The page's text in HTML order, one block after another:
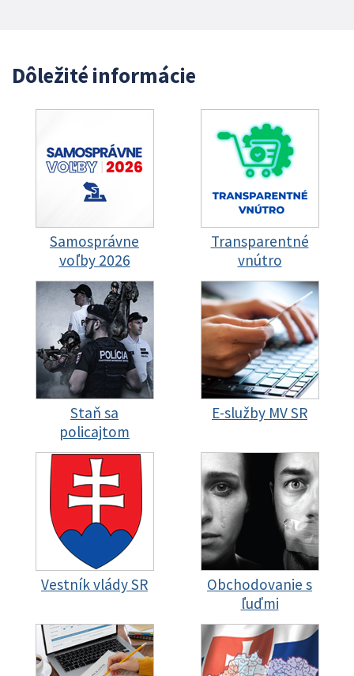
Dôležité informácie
Samosprávne
voľby 2026
Transparentné
vnútro
Staň sa
policajtom
E-služby MV SR
Vestník vlády SR
Obchodovanie s
ľuďmi